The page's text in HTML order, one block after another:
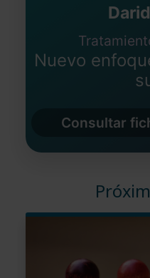
Nuevo
Consultar